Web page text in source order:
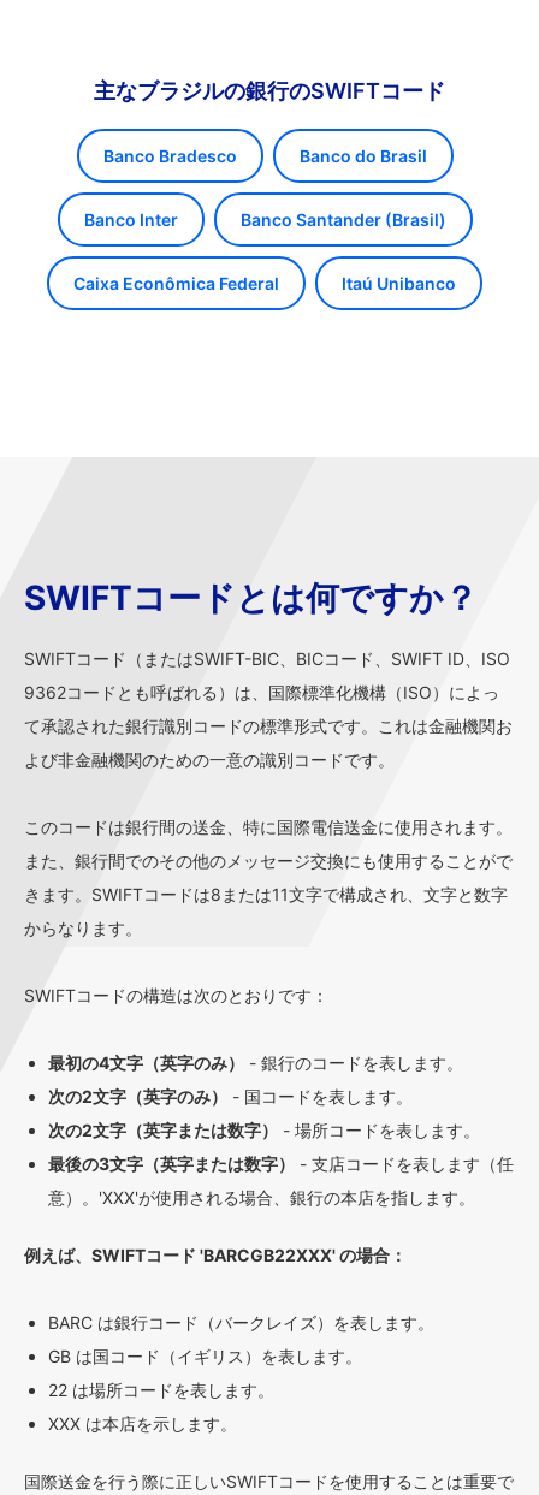
主なブラジルの銀行のSWIFTコード
Banco Bradesco Banco do Brasil
Banco Inter Banco Santander (Brasil)
Caixa Econômica Federal Itaú Unibanco
SWIFTコードとは何ですか？
SWIFTコード（またはSWIFT-BIC、BICコード、SWIFT ID、ISO
9362コードとも呼ばれる）は、国際標準化機構（ISO）によっ
て承認された銀行識別コードの標準形式です。これは金融機関お
よび非金融機関のための一意の識別コードです。
このコードは銀行間の送金、特に国際電信送金に使用されます。
また、銀行間でのその他のメッセージ交換にも使用することがで
きます。SWIFTコードは8または11文字で構成され、文字と数字
からなります。
SWIFTコードの構造は次のとおりです：
最初の4文字（英字のみ）
- 銀行のコードを表します。
次の2文字（英字のみ）
- 国コードを表します。
次の2文字（英字または数字）
- 場所コードを表します。
最後の3文字（英字または数字）
- 支店コードを表します（任
意）。'XXX'が使用される場合、銀行の本店を指します。
例えば、SWIFTコード 'BARCGB22XXX' の場合：
BARC は銀行コード（バークレイズ）を表します。
GB は国コード（イギリス）を表します。
22 は場所コードを表します。
XXX は本店を示します。
国際送金を行う際に正しいSWIFTコードを使用することは重要で